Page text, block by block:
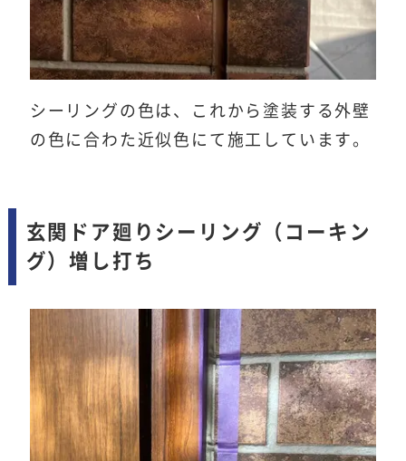
シーリングの色は、これから塗装する外壁
の色に合わた近似色にて施工しています。
玄関ドア廻りシーリング（コーキン
グ）増し打ち